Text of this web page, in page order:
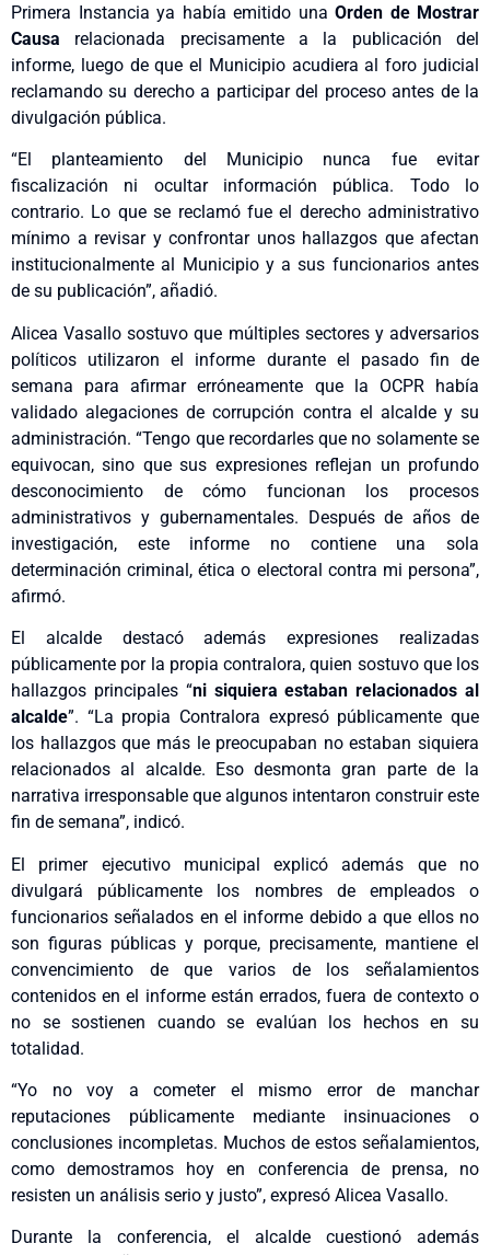
Primera Instancia ya había emitido una Orden de Mostrar
Causa relacionada precisamente a la publicación del
informe, luego de que el Municipio acudiera al foro judicial
reclamando su derecho a participar del proceso antes de la
divulgación pública.
“El planteamiento del Municipio nunca fue evitar
fiscalización ni ocultar información pública. Todo lo
contrario. Lo que se reclamó fue el derecho administrativo
mínimo a revisar y confrontar unos hallazgos que afectan
institucionalmente al Municipio y a sus funcionarios antes
de su publicación”, añadió.
Alicea Vasallo sostuvo que múltiples sectores y adversarios
políticos utilizaron el informe durante el pasado fin de
semana para afirmar erróneamente que la OCPR había
validado alegaciones de corrupción contra el alcalde y su
administración. “Tengo que recordarles que no solamente se
equivocan, sino que sus expresiones reflejan un profundo
desconocimiento de cómo funcionan los procesos
administrativos y gubernamentales. Después de años de
investigación, este informe no contiene una sola
determinación criminal, ética o electoral contra mi persona”,
afirmó.
El alcalde destacó además expresiones realizadas
públicamente por la propia contralora, quien sostuvo que los
hallazgos principales “ni siquiera estaban relacionados al
alcalde”. “La propia Contralora expresó públicamente que
los hallazgos que más le preocupaban no estaban siquiera
relacionados al alcalde. Eso desmonta gran parte de la
narrativa irresponsable que algunos intentaron construir este
fin de semana”, indicó.
El primer ejecutivo municipal explicó además que no
divulgará públicamente los nombres de empleados o
funcionarios señalados en el informe debido a que ellos no
son figuras públicas y porque, precisamente, mantiene el
convencimiento de que varios de los señalamientos
contenidos en el informe están errados, fuera de contexto o
no se sostienen cuando se evalúan los hechos en su
totalidad.
“Yo no voy a cometer el mismo error de manchar
reputaciones públicamente mediante insinuaciones o
conclusiones incompletas. Muchos de estos señalamientos,
como demostramos hoy en conferencia de prensa, no
resisten un análisis serio y justo”, expresó Alicea Vasallo.
Durante la conferencia, el alcalde cuestionó además